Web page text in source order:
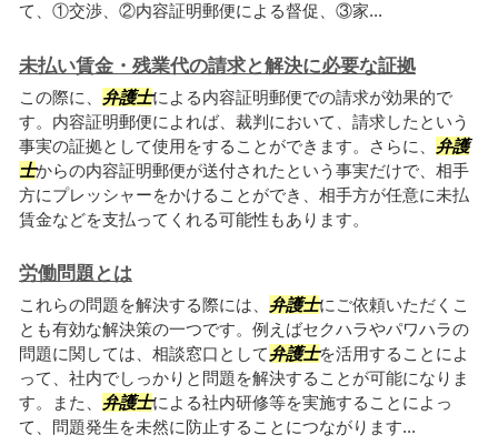
て、①交渉、②内容証明郵便による督促、③家...
未払い賃金・残業代の請求と解決に必要な証拠
この際に、 弁護士による内容証明郵便での請求が効果的で
す。内容証明郵便によれば、裁判において、請求したという
事実の証拠として使用をすることができます。さらに、 弁護
士からの内容証明郵便が送付されたという事実だけで、相手
方にプレッシャーをかけることができ、相手方が任意に未払
賃金などを支払ってくれる可能性もあります。
労働問題とは
これらの問題を解決する際には、 弁護士にご依頼いただくこ
とも有効な解決策の一つです。例えばセクハラやパワハラの
問題に関しては、相談窓口として弁護士を活用することによ
って、社内でしっかりと問題を解決することが可能になりま
す。また、 弁護士による社内研修等を実施することによっ
て、問題発生を未然に防止することにつながります...